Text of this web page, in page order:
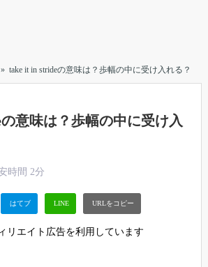
» take it in strideの意味は？歩幅の中に受け入れる？
意味は？歩幅の中に受け入
時間 2分
リエイト広告を利用しています